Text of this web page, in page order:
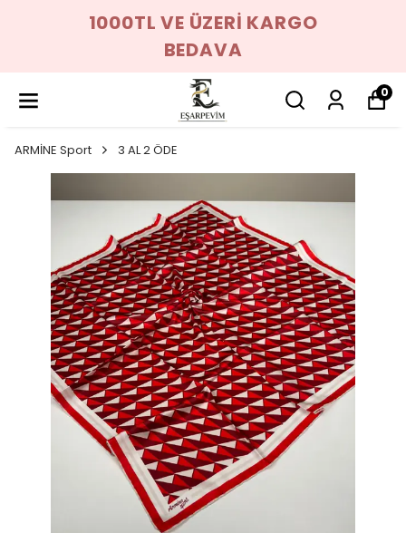
1000TL VE ÜZERİ KARGO
BEDAVA
0
ARMİNE Sport 3 AL 2 ÖDE